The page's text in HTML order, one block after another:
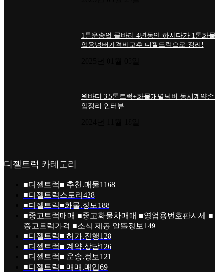
1톤운송업 콜바리 4년동안 하시다가 1톤화물
업용넘버가격비교후 디젤트럭으로 정리!
윙바디 3.5톤트럭+화물개별넘버 동시계약손
입정리 인터뷰
디젤트럭 카테고리
■디젤트럭■ 추천.매물1168
■디젤트럭스토리 428
■디젤트럭■화물.정보 188
■중고트럭매매 ■중고화물차매매 ■영업용번호판시세 ■
중고트럭가격 ■소식 제공 알뜰정보 149
■디젤트럭■ 허가.진행128
■디젤트럭■ 계약.상담126
■디젤트럭■ 운송.정보 121
■디젤트럭■ 매매.매입69